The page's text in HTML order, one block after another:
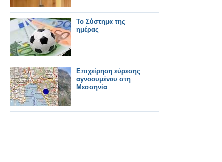
Το Σύστημα της
ημέρας
Επιχείρηση εύρεσης
αγνοουμένου στη
Μεσσηνία